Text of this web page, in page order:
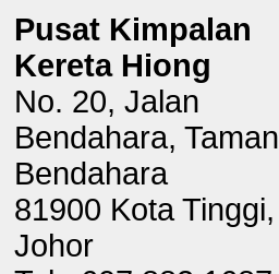
Pusat Kimpalan
Kereta Hiong
No. 20, Jalan
Bendahara, Taman
Bendahara
81900 Kota Tinggi,
Johor